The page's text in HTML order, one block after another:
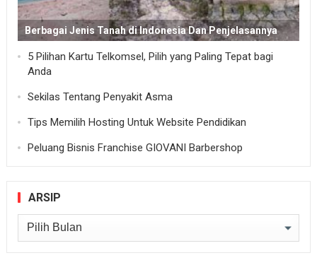
Berbagai Jenis Tanah di Indonesia Dan Penjelasannya
5 Pilihan Kartu Telkomsel, Pilih yang Paling Tepat bagi
Anda
Sekilas Tentang Penyakit Asma
Tips Memilih Hosting Untuk Website Pendidikan
Peluang Bisnis Franchise GIOVANI Barbershop
ARSIP
Arsip